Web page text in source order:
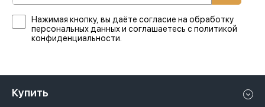
Нажимая кнопку, вы даёте согласие на обработку
персональных данных и соглашаетесь с политикой
конфиденциальности.
Купить